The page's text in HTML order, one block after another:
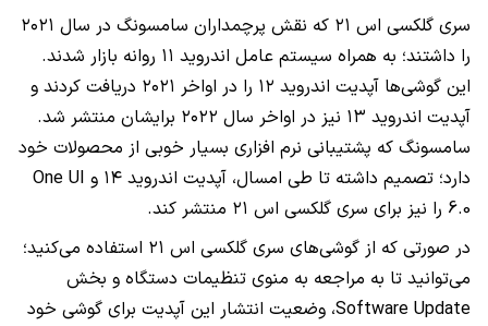
سری گلکسی اس ۲۱ که نقش پرچمداران سامسونگ در سال ۲۰۲۱
را داشتند؛ به همراه سیستم عامل اندروید ۱۱ روانه بازار شدند.
این گوشی‌ها آپدیت اندروید ۱۲ را در اواخر ۲۰۲۱ دریافت کردند و
آپدیت اندروید ۱۳ نیز در اواخر سال ۲۰۲۲ برایشان منتشر شد.
سامسونگ که پشتیبانی نرم افزاری بسیار خوبی از محصولات خود
دارد؛ تصمیم داشته تا طی امسال، آپدیت اندروید ۱۴ و
One UI
6.0 را نیز برای سری گلکسی اس ۲۱ منتشر کند.
در صورتی که از گوشی‌های سری گلکسی اس ۲۱ استفاده می‌کنید؛
می‌توانید تا به مراجعه به منوی تنظیمات دستگاه و بخش
Software Update، وضعیت انتشار این آپدیت برای گوشی خود